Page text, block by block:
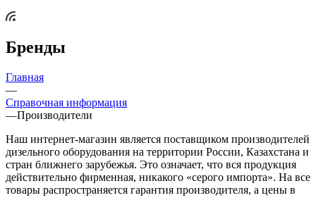
Бренды
Главная
—
Справочная информация
—Производители
Наш интернет-магазин является поставщиком производителей
дизельного оборудования на территории России, Казахстана и
стран ближнего зарубежья. Это означает, что вся продукция
действительно фирменная, никакого «серого импорта». На все
товары распространяется гарантия производителя, а цены в